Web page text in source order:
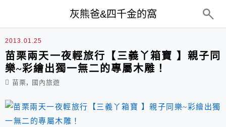
灰熊爸&四千金的窩
木雕
2013.01.25
苗栗兩天一夜輕旅行【三義丫箱寶 】親子同
樂~彩繪出獨一無二的專屬木雕！
苗栗, 國內旅遊